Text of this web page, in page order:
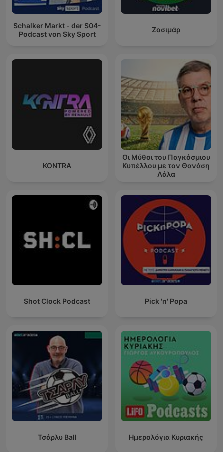
Schalker Markt - der S04-
Podcast von Sky Sport
Ζοσιμάρ
KONTRA
Οι Μύθοι του Παγκόσμιου
Κυπέλλου με τον Θανάση
Λάλα
Shot Clock Podcast Pick 'n' Popa
Τσάρλυ Ball Ημερολόγια Κυριακής